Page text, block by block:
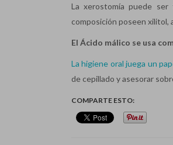
La xerostomía puede
composición poseen xilitol,
El Ácido málico se usa
La higiene oral juega un
de cepillado y asesorar
COMPARTE ESTO: